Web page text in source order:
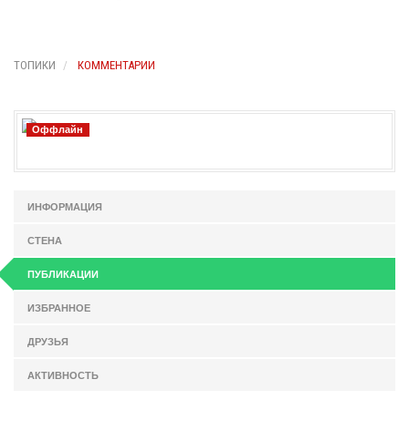
ТОПИКИ КОММЕНТАРИИ
Оффлайн
ИНФОРМАЦИЯ
СТЕНА
ПУБЛИКАЦИИ
ИЗБРАННОЕ
ДРУЗЬЯ
АКТИВНОСТЬ